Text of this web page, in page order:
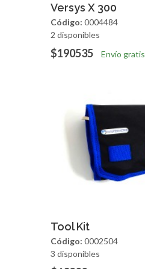
Agregar
Versys X 300
Código: 0004484
2 disponibles
$190535 Envío gratis
Agregar
Tool Kit
Código: 0002504
3 disponibles